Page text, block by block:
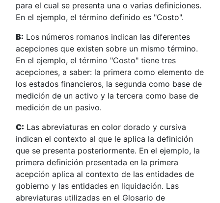
para el cual se presenta una o varias definiciones.
En el ejemplo, el término definido es "Costo".
B: Los números romanos indican las diferentes
acepciones que existen sobre un mismo término.
En el ejemplo, el término "Costo" tiene tres
acepciones, a saber: la primera como elemento de
los estados financieros, la segunda como base de
medición de un activo y la tercera como base de
medición de un pasivo.
C: Las abreviaturas en color dorado y cursiva
indican el contexto al que le aplica la definición
que se presenta posteriormente. En el ejemplo, la
primera definición presentada en la primera
acepción aplica al contexto de las entidades de
gobierno y las entidades en liquidación. Las
abreviaturas utilizadas en el Glosario de